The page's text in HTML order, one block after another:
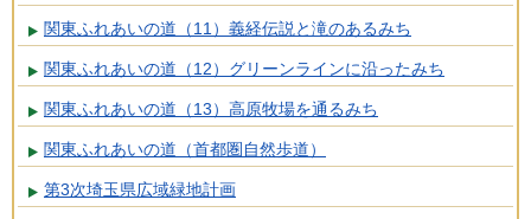
関東ふれあいの道（11）義経伝説と滝のあるみち
関東ふれあいの道（12）グリーンラインに沿ったみち
関東ふれあいの道（13）高原牧場を通るみち
関東ふれあいの道（首都圏自然歩道）
第3次埼玉県広域緑地計画